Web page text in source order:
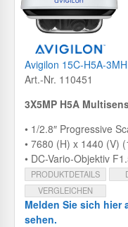
Avigilon 15C-H5A-3MH
Art.-Nr. 110451
3X5MP H5A
• 1/2.8″ Progressive
• 7680 (H) x 1440 (V)
• DC-Vario-Objektiv
PRODUKTDETAILS
VERGLEICHEN
Melden Sie sich hier
sehen.